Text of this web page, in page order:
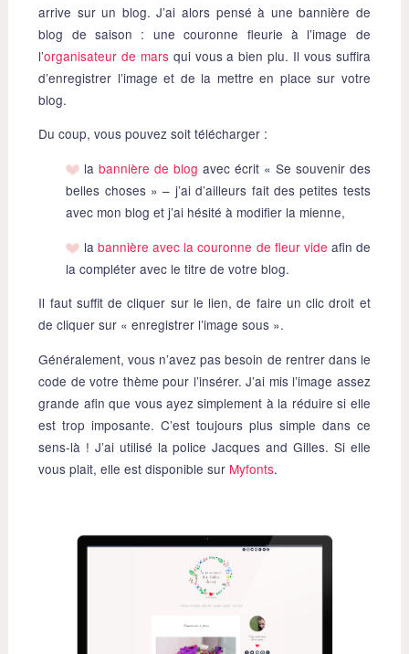
arrive sur un blog. J’ai alors pensé à une bannière de
blog de saison : une couronne fleurie à l’image de
l’organisateur de marsqui vous a bien plu. Il vous suffira
d’enregistrer l’image et de la mettre en place sur votre
blog.
Du coup, vous pouvez soit télécharger :
labannière de blog avec écrit « Se souvenir des
belles choses » – j’ai d’ailleurs fait des petites tests
avec mon blog et j’ai hésité à modifier la mienne,
la bannière avec la couronne de fleur vide afin de
la compléter avec le titre de votre blog.
Il faut suffit de cliquer sur le lien, de faire un clic droit et
de cliquer sur « enregistrer l’image sous ».
Généralement, vous n’avez pas besoin de rentrer dans le
code de votre thème pour l’insérer. J’ai mis l’image assez
grande afin que vous ayez simplement à la réduire si elle
est trop imposante. C’est toujours plus simple dans ce
sens-là ! J’ai utilisé la police Jacques and Gilles. Si elle
vous plait, elle est disponible sur Myfonts.